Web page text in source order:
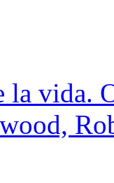
la vida.